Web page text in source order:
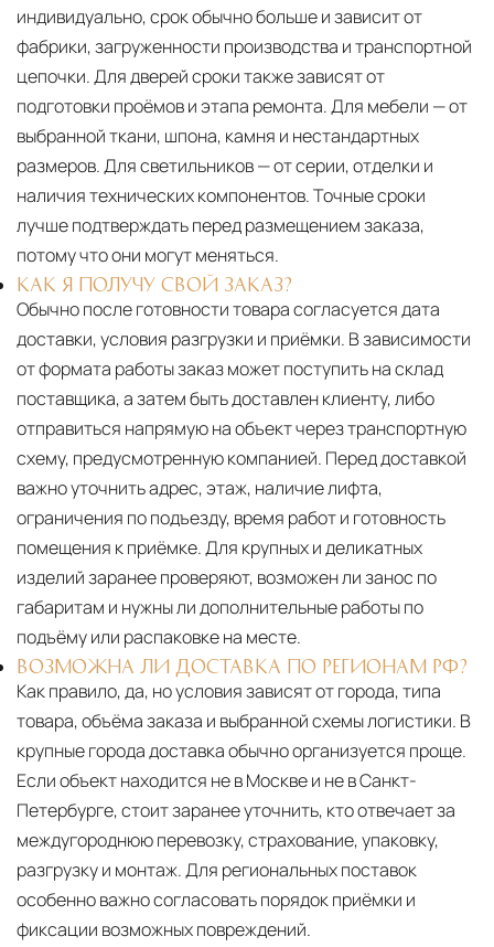
индивидуально, срок обычно больше и зависит от
фабрики, загруженности производства и транспортной
цепочки. Для дверей сроки также зависят от
подготовки проёмов и этапа ремонта. Для мебели — от
выбранной ткани, шпона, камня и нестандартных
размеров. Для светильников — от серии, отделки и
наличия технических компонентов. Точные сроки
лучше подтверждать перед размещением заказа,
потому что они могут меняться.
КАК Я ПОЛУЧУ СВОЙ ЗАКАЗ?
Обычно после готовности товара согласуется дата
доставки, условия разгрузки и приёмки. В зависимости
от формата работы заказ может поступить на склад
поставщика, а затем быть доставлен клиенту, либо
отправиться напрямую на объект через транспортную
схему, предусмотренную компанией. Перед доставкой
важно уточнить адрес, этаж, наличие лифта,
ограничения по подъезду, время работ и готовность
помещения к приёмке. Для крупных и деликатных
изделий заранее проверяют, возможен ли занос по
габаритам и нужны ли дополнительные работы по
подъёму или распаковке на месте.
ВОЗМОЖНА ЛИ ДОСТАВКА ПО РЕГИОНАМ РФ?
Как правило, да, но условия зависят от города, типа
товара, объёма заказа и выбранной схемы логистики. В
крупные города доставка обычно организуется проще.
Если объект находится не в Москве и не в Санкт-
Петербурге, стоит заранее уточнить, кто отвечает за
междугороднюю перевозку, страхование, упаковку,
разгрузку и монтаж. Для региональных поставок
особенно важно согласовать порядок приёмки и
фиксации возможных повреждений.